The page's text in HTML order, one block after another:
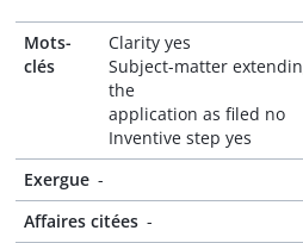
Mots-
clés
Clarity yes
Subject-matter
the
application as filed no
Inventive step yes
Exergue -
Affaires citées -